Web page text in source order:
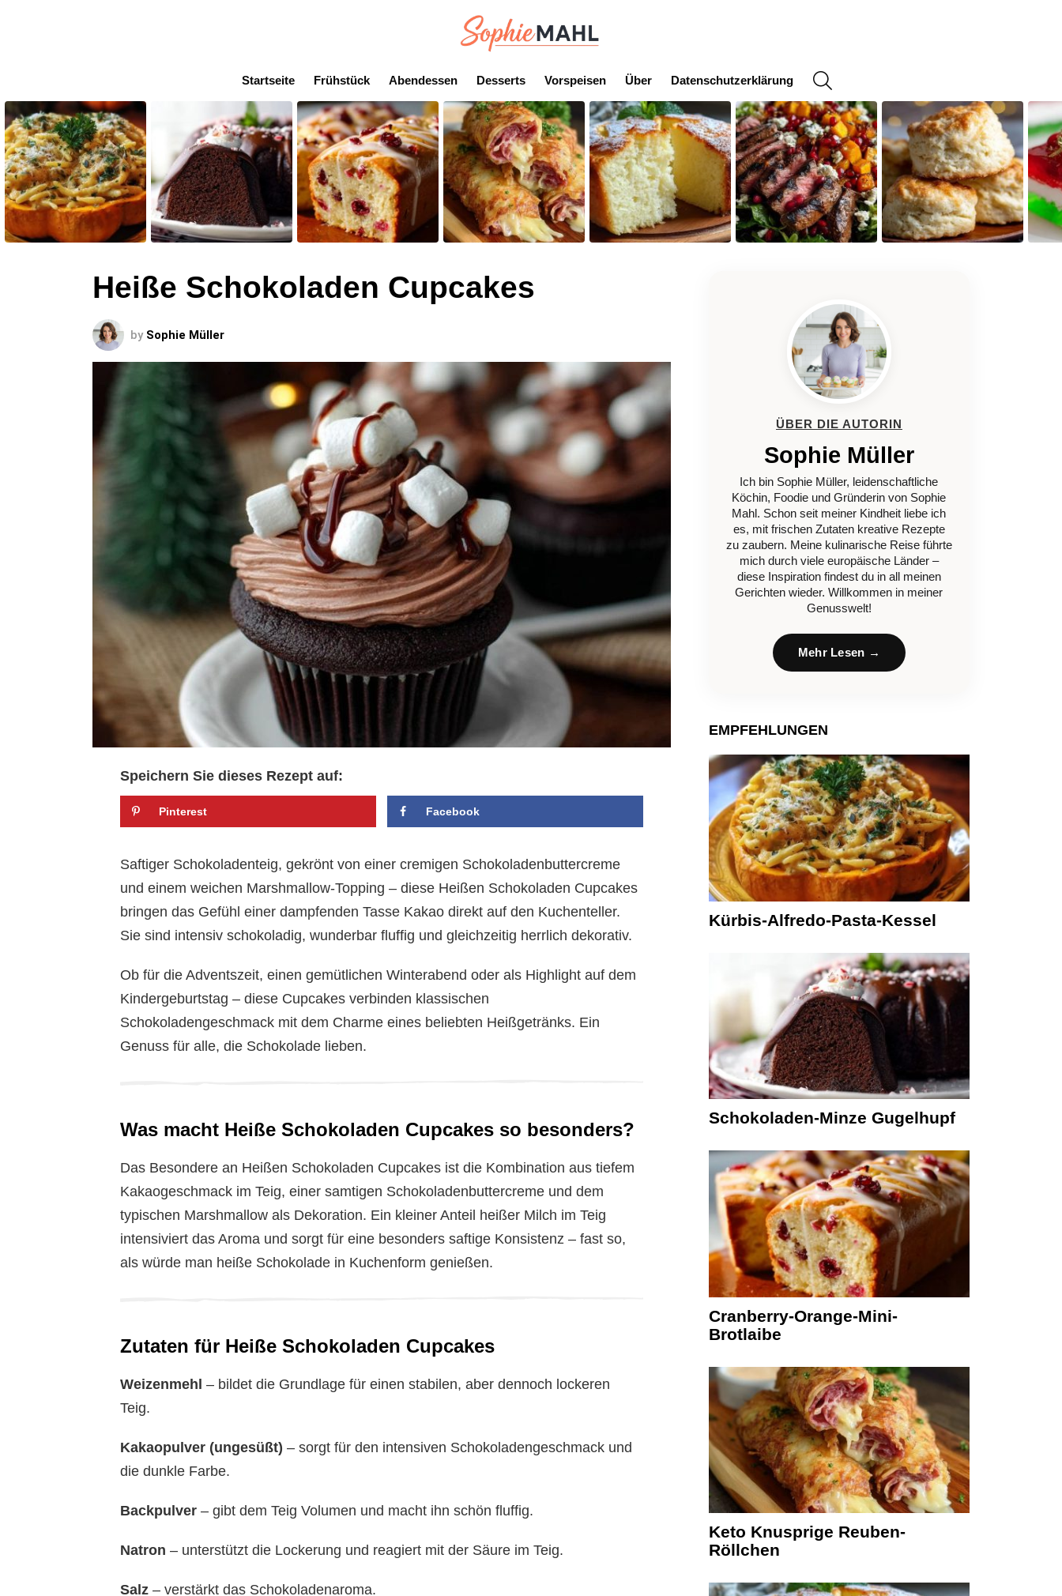
Startseite Frühstück Abendessen Desserts Vorspeisen Über Datenschutzerklärung
STORIES
Heiße Schokoladen Cupcakes
by Sophie Müller
Speichern Sie dieses Rezept auf:
Pinterest Facebook
Saftiger Schokoladenteig, gekrönt von einer cremigen Schokoladenbuttercreme
und einem weichen Marshmallow-Topping – diese Heißen Schokoladen Cupcakes
bringen das Gefühl einer dampfenden Tasse Kakao direkt auf den Kuchenteller.
Sie sind intensiv schokoladig, wunderbar fluffig und gleichzeitig herrlich dekorativ.
Ob für die Adventszeit, einen gemütlichen Winterabend oder als Highlight auf dem
Kindergeburtstag – diese Cupcakes verbinden klassischen
Schokoladengeschmack mit dem Charme eines beliebten Heißgetränks. Ein
Genuss für alle, die Schokolade lieben.
Was macht Heiße Schokoladen Cupcakes so besonders?
Das Besondere an Heißen Schokoladen Cupcakes ist die Kombination aus tiefem
Kakaogeschmack im Teig, einer samtigen Schokoladenbuttercreme und dem
typischen Marshmallow als Dekoration. Ein kleiner Anteil heißer Milch im Teig
intensiviert das Aroma und sorgt für eine besonders saftige Konsistenz – fast so,
als würde man heiße Schokolade in Kuchenform genießen.
Zutaten für Heiße Schokoladen Cupcakes
Weizenmehl – bildet die Grundlage für einen stabilen, aber dennoch lockeren
Teig.
Kakaopulver (ungesüßt) – sorgt für den intensiven Schokoladengeschmack und
die dunkle Farbe.
Backpulver – gibt dem Teig Volumen und macht ihn schön fluffig.
Natron – unterstützt die Lockerung und reagiert mit der Säure im Teig.
Salz – verstärkt das Schokoladenaroma.
ÜBER DIE AUTORIN
Sophie Müller
Ich bin Sophie Müller, leidenschaftliche
Köchin, Foodie und Gründerin von Sophie
Mahl. Schon seit meiner Kindheit liebe ich
es, mit frischen Zutaten kreative Rezepte
zu zaubern. Meine kulinarische Reise führte
mich durch viele europäische Länder –
diese Inspiration findest du in all meinen
Gerichten wieder. Willkommen in meiner
Genusswelt!
Mehr Lesen →
EMPFEHLUNGEN
Kürbis-Alfredo-Pasta-Kessel
Schokoladen-Minze Gugelhupf
Cranberry-Orange-Mini-
Brotlaibe
Keto Knusprige Reuben-
Röllchen